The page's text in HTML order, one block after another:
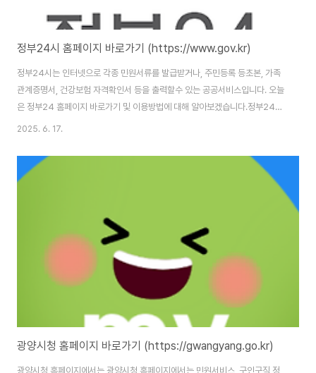
정부24시 홈페이지 바로가기 (https://www.gov.kr)
정부24시는 인터넷으로 각종 민원서류를 발급받거나, 주민등록 등초본, 가족
관계증명서, 건강보험 자격확인서 등을 출력할수 있는 공공서비스입니다. 오늘
은 정부24 홈페이지 바로가기 및 이용방법에 대해 알아보겠습니다.정부24시
홈페이지 : https://www.gov.kr/ 정부24시 홈페이지 바로가기 정부24시
페이지 이용을 위해서는 본인인증을 통한 로그인을 완료해야 합니다. 본인인증
은 카카오톡, 네이버 간편인증, 공동인증서, 금융인증서 등을 이용할 수 있습니
다. 정부24시에서 제공하는 주요 서비스정부24시 홈페이지에서는 다음과 같
2025. 6. 17.
광양시청 홈페이지 바로가기 (https://gwangyang.go.kr)
광양시청 홈페이지에서는 광양시청 홈페이지에서는 민원서비스, 구인구직 정